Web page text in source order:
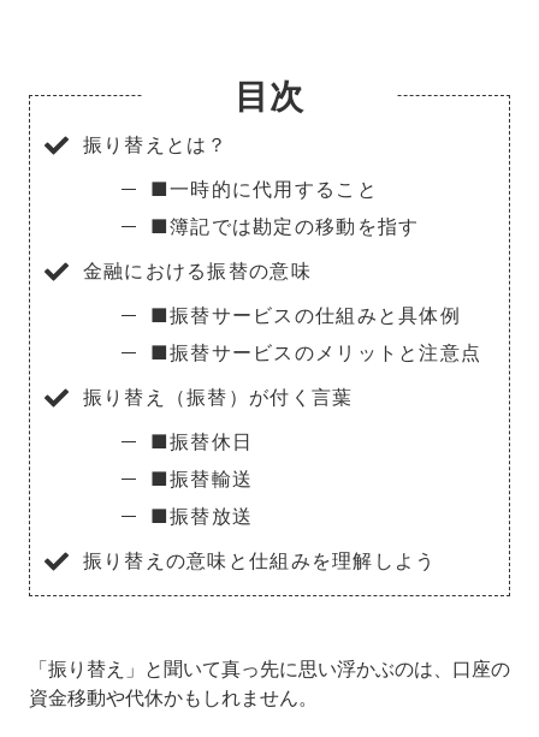
目次
振り替えとは？
■一時的に代用すること
■簿記では勘定の移動を指す
金融における振替の意味
■振替サービスの仕組みと具体例
■振替サービスのメリットと注意点
振り替え（振替）が付く言葉
■振替休日
■振替輸送
■振替放送
振り替えの意味と仕組みを理解しよう
「振り替え」と聞いて真っ先に思い浮かぶのは、口座の
資金移動や代休かもしれません。